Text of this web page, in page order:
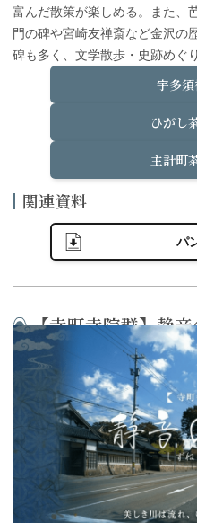
富んだ散策が楽しめる。また、
門の碑や宮崎友禅斎など金沢の
碑も多く、文学散歩・史跡めぐ
宇多
ひがし
主計町
関連資料
パ
【寺町寺院群】静